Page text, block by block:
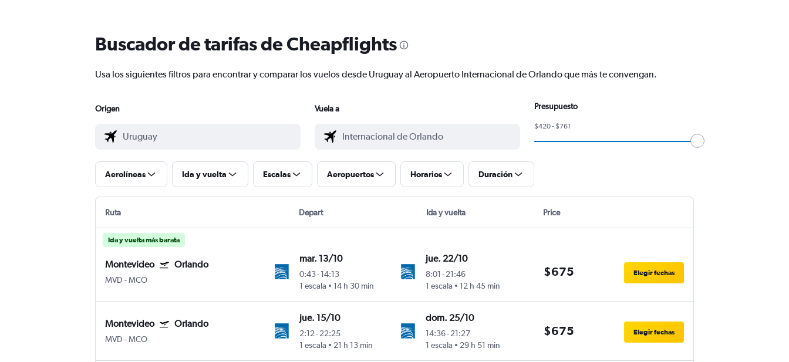
Buscador de tarifas de Cheapflights
Usa los siguientes filtros para encontrar y comparar los vuelos desde Uruguay al Aeropuerto Internacional de Orlando que más te convengan.
Origen Vuela a Presupuesto
$420 - $761
Aerolíneas Ida y vuelta Escalas Aeropuertos Horarios Duración
Ruta Depart Ida y vuelta Price
Ida y vuelta más barata
Montevideo Orlando
MVD -MCO
mar. 13/10
0:43-14:13
1 escala
14 h 30 min
jue. 22/10
8:01 -21:46
1 escala
12 h 45 min
$675 Elegir fechas
Montevideo Orlando
MVD -MCO
jue. 15/10
2:12-22:25
1 escala
21 h 13 min
dom. 25/10
14:36-21:27
1 escala
29 h 51 min
$675 Elegir fechas